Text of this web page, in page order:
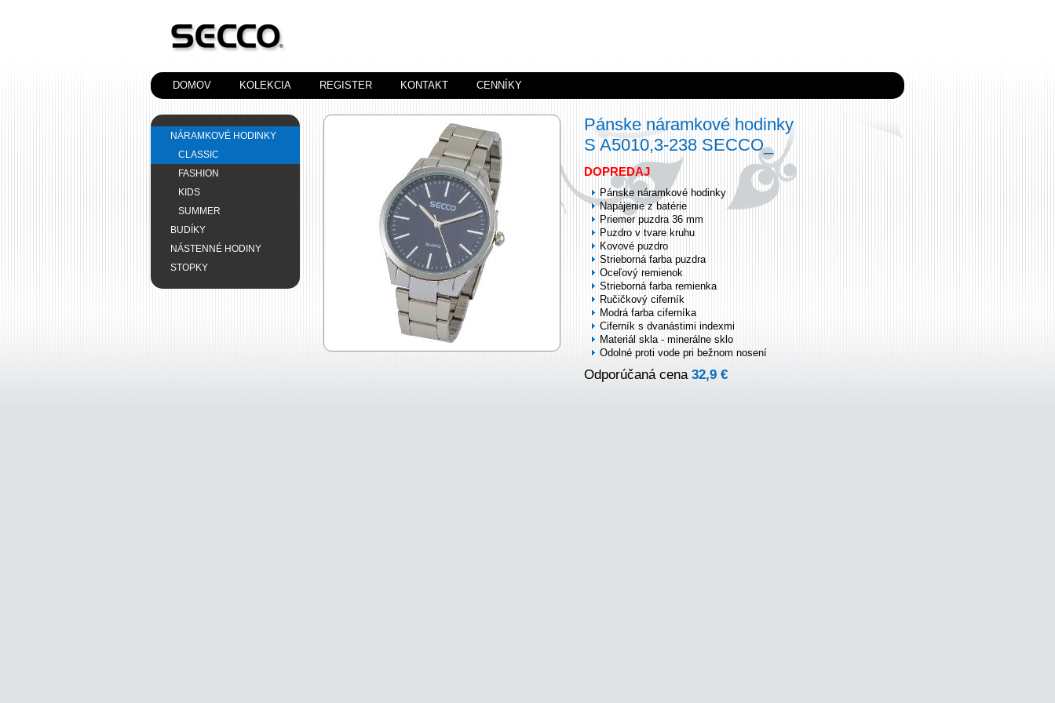
DOMOV KOLEKCIA REGISTER KONTAKT CENNÍKY
NÁRAMKOVÉ HODINKY
CLASSIC
FASHION
KIDS
SUMMER
BUDÍKY
NÁSTENNÉ HODINY
STOPKY
Pánske náramkové hodinky
S A5010,3-238 SECCO_
DOPREDAJ
Pánske náramkové hodinky
Napájenie z batérie
Priemer puzdra 36 mm
Puzdro v tvare kruhu
Kovové puzdro
Strieborná farba puzdra
Oceľový remienok
Strieborná farba remienka
Ručičkový ciferník
Modrá farba ciferníka
Ciferník s dvanástimi indexmi
Materiál skla - minerálne sklo
Odolné proti vode pri bežnom nosení
Odporúčaná cena 32,9 €